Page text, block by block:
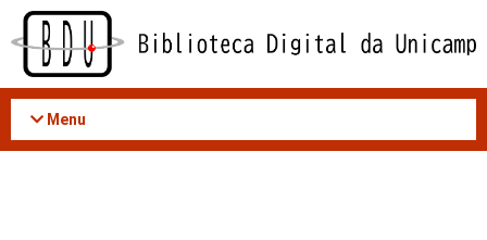
Acessar
conteúdo
Menu